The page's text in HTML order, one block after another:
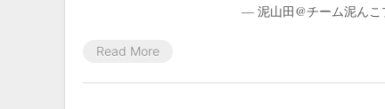
— 泥山田@チーム泥んこ
Read More